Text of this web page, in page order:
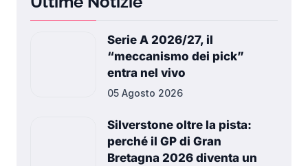
Serie A 2026/27, il
“meccanismo dei pick”
entra nel vivo
05 Agosto 2026
Silverstone oltre la pista:
perché il GP di Gran
Bretagna 2026 diventa un